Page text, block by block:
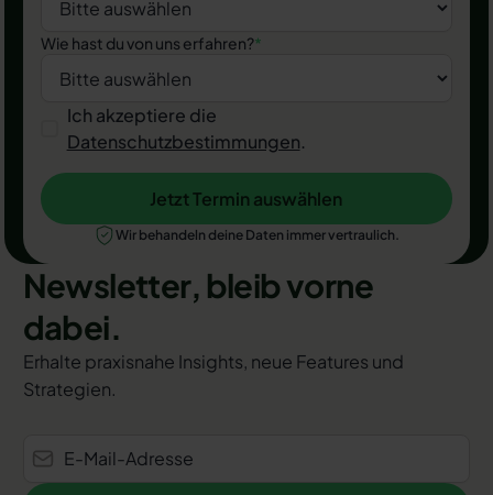
Wie hast du von uns erfahren?*
Ich akzeptiere die
Datenschutzbestimmungen.
Jetzt Termin auswählen
Jetzt Termin auswählen
Wir behandeln deine Daten immer vertraulich.
Newsletter, bleib vorne
dabei.
Erhalte praxisnahe Insights, neue Features und
Strategien.